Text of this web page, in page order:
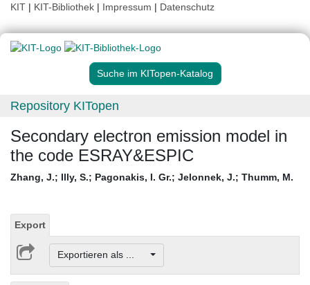
KIT | KIT-Bibliothek | Impressum | Datenschutz
Suche im KITopen-Katalog
Repository KITopen
Secondary electron emission model in
the code ESRAY&ESPIC
Zhang, J.; Illy, S.; Pagonakis, I. Gr.; Jelonnek, J.; Thumm, M.
Export
Exportieren als ...